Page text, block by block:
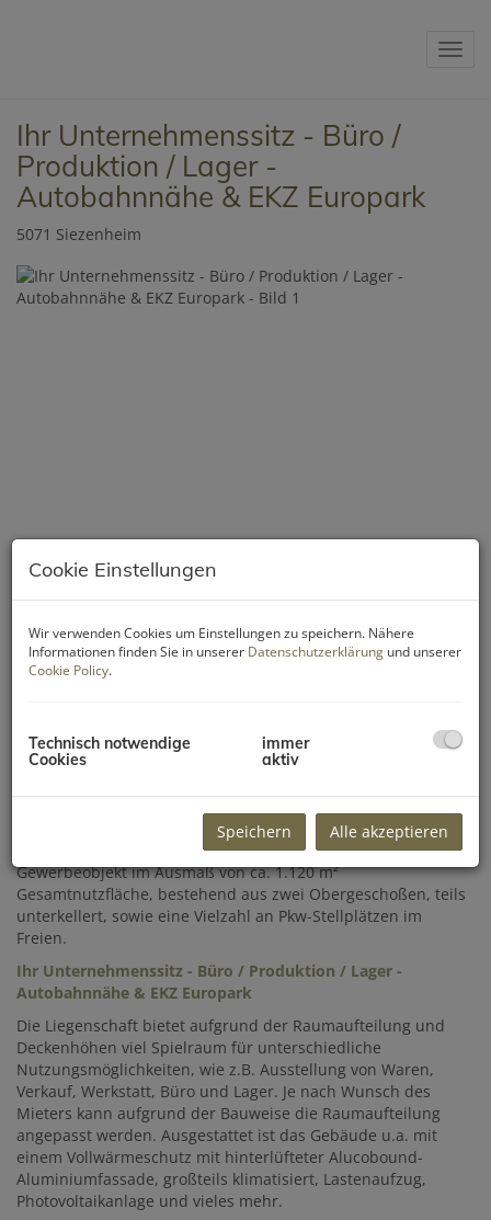
Ihr Unternehmenssitz - Büro /
Produktion / Lager -
Autobahnnähe & EKZ Europark
5071 Siezenheim
Beschreibung
Zur Vermietung gelangt dieses repräsentative
Gewerbeobjekt im Ausmaß von ca. 1.120 m²
Gesamtnutzfläche, bestehend aus zwei Obergeschoßen, teils
unterkellert, sowie eine Vielzahl an Pkw-Stellplätzen im
Freien.
Ihr Unternehmenssitz - Büro / Produktion / Lager -
Autobahnnähe & EKZ Europark
Die Liegenschaft bietet aufgrund der Raumaufteilung und
Deckenhöhen viel Spielraum für unterschiedliche
Nutzungsmöglichkeiten, wie z.B. Ausstellung von Waren,
Verkauf, Werkstatt, Büro und Lager. Je nach Wunsch des
Mieters kann aufgrund der Bauweise die Raumaufteilung
angepasst werden. Ausgestattet ist das Gebäude u.a. mit
einem Vollwärmeschutz mit hinterlüfteter Alucobound-
Aluminiumfassade, großteils klimatisiert, Lastenaufzug,
Photovoltaikanlage und vieles mehr.
Cookie Einstellungen
Wir verwenden Cookies um Einstellungen zu speichern. Nähere
Informationen finden Sie in unserer Datenschutzerklärung und unserer
Cookie Policy.
Technisch notwendige
Cookies
immer
aktiv
Speichern Alle akzeptieren